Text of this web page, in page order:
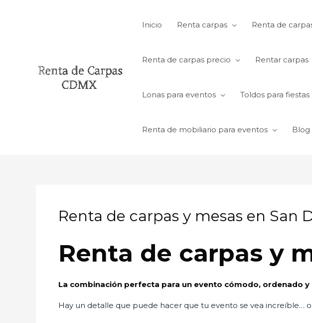
Inicio Renta carpas Renta de
Renta de carpas precio Rentar carpas
Lonas para eventos Toldos para fiestas
Renta de mobiliario para eventos Blog
Renta de carpas y mesas en San
Renta de carpas y
La combinación perfecta para un evento cómodo, ordenado y
Hay un detalle que puede hacer que tu evento se vea increíble…